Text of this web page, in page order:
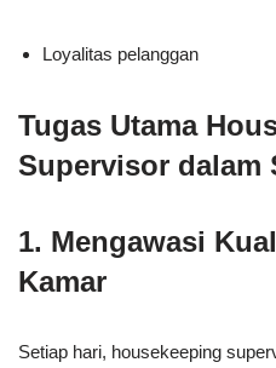
Loyalitas pelanggan
Tugas Utama
Supervisor dalam
1. Mengawasi
Kamar
Setiap hari, housekeeping